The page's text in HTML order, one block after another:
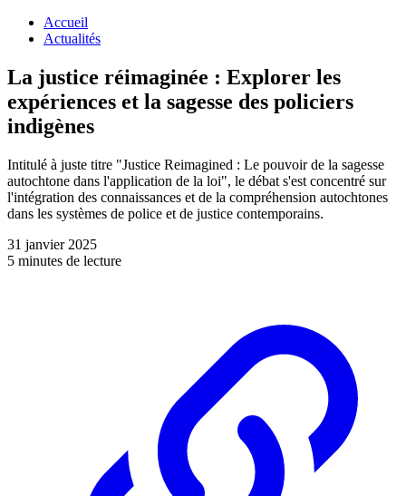
Accueil
Actualités
La justice réimaginée : Explorer les
expériences et la sagesse des policiers
indigènes
Intitulé à juste titre "Justice Reimagined : Le pouvoir de la sagesse
autochtone dans l'application de la loi", le débat s'est concentré sur
l'intégration des connaissances et de la compréhension autochtones
dans les systèmes de police et de justice contemporains.
31 janvier 2025
5 minutes de lecture